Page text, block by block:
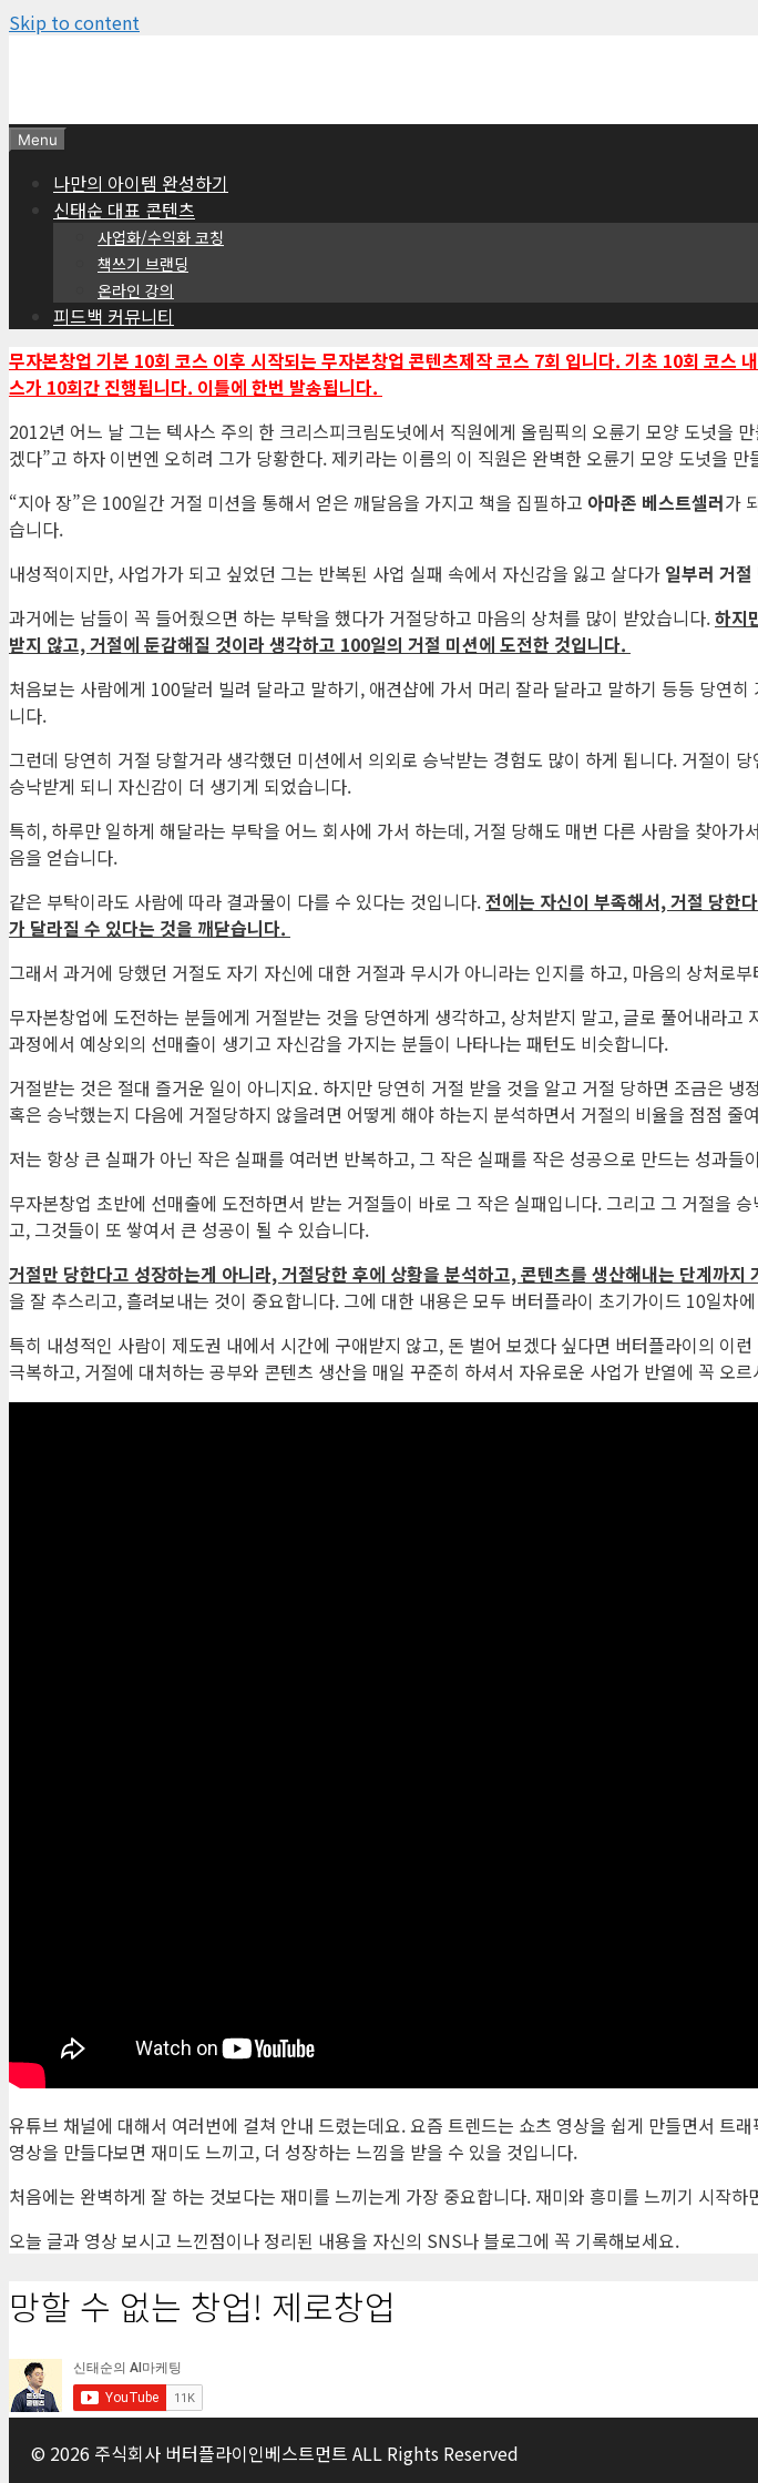
Skip to content
Menu
나만의 아이템 완성하기
신태순 대표 콘텐츠
사업화/수익화 코칭
책쓰기 브랜딩
온라인 강의
피드백 커뮤니티
무자본창업 기본 10회 코스 이후 시작되는 무자본창업 콘텐츠제작 코스 7회 입니다. 기초 10회 코스
스가 10회간 진행됩니다. 이틀에 한번 발송됩니다.
2012년 어느 날 그는 텍사스 주의 한 크리스피크림도넛에서 직원에게 올림픽의 오륜기 모양 도넛을
겠다”고 하자 이번엔 오히려 그가 당황한다. 제키라는 이름의 이 직원은 완벽한 오륜기 모양 도넛을
“지아 장”은 100일간 거절 미션을 통해서 얻은 깨달음을 가지고 책을 집필하고 아마존 베스트셀러가
습니다.
내성적이지만, 사업가가 되고 싶었던 그는 반복된 사업 실패 속에서 자신감을 잃고 살다가 일부러 거
과거에는 남들이 꼭 들어줬으면 하는 부탁을 했다가 거절당하고 마음의 상처를 많이 받았습니다.하지
받지 않고, 거절에 둔감해질 것이라 생각하고 100일의 거절 미션에 도전한 것입니다.
처음보는 사람에게 100달러 빌려 달라고 말하기, 애견샵에 가서 머리 잘라 달라고 말하기 등등 당연
니다.
그런데 당연히 거절 당할거라 생각했던 미션에서 의외로 승낙받는 경험도 많이 하게 됩니다. 거절이
승낙받게 되니 자신감이 더 생기게 되었습니다.
특히, 하루만 일하게 해달라는 부탁을 어느 회사에 가서 하는데, 거절 당해도 매번 다른 사람을 찾아
음을 얻습니다.
같은 부탁이라도 사람에 따라 결과물이 다를 수 있다는 것입니다. 전에는 자신이 부족해서, 거절 당한
가 달라질 수 있다는 것을 깨닫습니다.
그래서 과거에 당했던 거절도 자기 자신에 대한 거절과 무시가 아니라는 인지를 하고, 마음의 상처로
무자본창업에 도전하는 분들에게 거절받는 것을 당연하게 생각하고, 상처받지 말고, 글로 풀어내라
과정에서 예상외의 선매출이 생기고 자신감을 가지는 분들이 나타나는 패턴도 비슷합니다.
거절받는 것은 절대 즐거운 일이 아니지요. 하지만 당연히 거절 받을 것을 알고 거절 당하면 조금은
혹은 승낙했는지 다음에 거절당하지 않을려면 어떻게 해야 하는지 분석하면서 거절의 비율을 점점 줄
저는 항상 큰 실패가 아닌 작은 실패를 여러번 반복하고, 그 작은 실패를 작은 성공으로 만드는 성과들
무자본창업 초반에 선매출에 도전하면서 받는 거절들이 바로 그 작은 실패입니다. 그리고 그 거절을
고, 그것들이 또 쌓여서 큰 성공이 될 수 있습니다.
거절만 당한다고 성장하는게 아니라, 거절당한 후에 상황을 분석하고, 콘텐츠를 생산해내는 단계까지
을 잘 추스리고, 흘려보내는 것이 중요합니다. 그에 대한 내용은 모두 버터플라이 초기가이드 10일차
특히 내성적인 사람이 제도권 내에서 시간에 구애받지 않고, 돈 벌어 보겠다 싶다면 버터플라이의 이
극복하고, 거절에 대처하는 공부와 콘텐츠 생산을 매일 꾸준히 하셔서 자유로운 사업가 반열에 꼭 오
유튜브 채널에 대해서 여러번에 걸쳐 안내 드렸는데요. 요즘 트렌드는 쇼츠 영상을 쉽게 만들면서 트
영상을 만들다보면 재미도 느끼고, 더 성장하는 느낌을 받을 수 있을 것입니다.
처음에는 완벽하게 잘 하는 것보다는 재미를 느끼는게 가장 중요합니다. 재미와 흥미를 느끼기 시작
오늘 글과 영상 보시고 느낀점이나 정리된 내용을 자신의 SNS나 블로그에 꼭 기록해보세요.
망할 수 없는 창업! 제로창업
© 2026 주식회사 버터플라이인베스트먼트 ALL Rights Reserved